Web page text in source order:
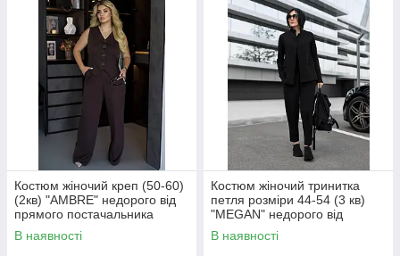
Костюм жіночий креп (50-60)
(2кв) "AMBRE" недорого від
прямого постачальника
В наявності
Костюм жіночий тринитка
петля розміри 44-54 (3 кв)
"MEGAN" недорого від
прямого постачальника
В наявності